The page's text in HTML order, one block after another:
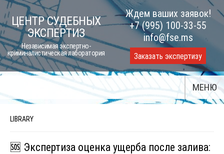
Skip
to
content
ЦЕНТР СУДЕБНЫХ
ЭКСПЕРТИЗ
Независимая экспертно-
криминалистическая лаборатория
Ждем ваших заявок!
+7 (995) 100-33-55
info@fse.ms
Заказать экспертизу
МЕНЮ
LIBRARY
🆘 Экспертиза оценка ущерба после залива: